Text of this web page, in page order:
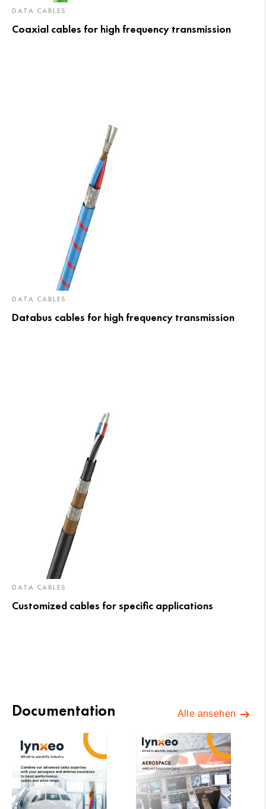
DATA CABLES
Coaxial cables for high frequency transmission
DATA CABLES
Databus cables for high frequency transmission
DATA CABLES
Customized cables for specific applications
Documentation Alle ansehen